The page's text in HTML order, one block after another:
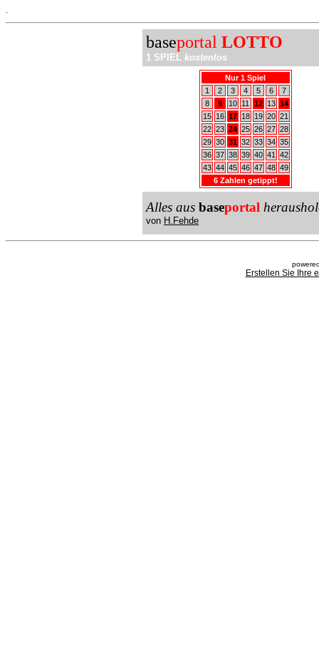
baseportal LOTTO
1 SPIEL kostenlos
Nur 1 Spiel
1
2 3 4 5 6
7
8
9 10 11 12 13 14
15
16 17 18 19 20 21
22 23 24 25 26 27 28
29 30 31 32 33 34 35
36 37 38 39 40 41
42
43 44 45 46 47 48 49
6 Zahlen getippt!
Alles aus baseportal
von H.Fehde
Erstellen Sie Ihre